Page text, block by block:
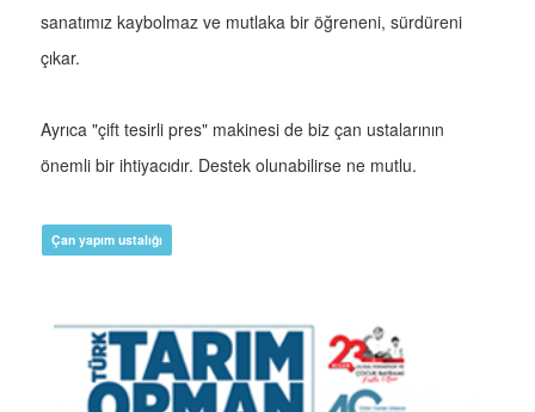
sanatımız kaybolmaz ve mutlaka bir öğreneni, sürdüreni
çıkar.
Ayrıca "çift tesirli pres" makinesi de biz çan ustalarının
önemli bir ihtiyacıdır. Destek olunabilirse ne mutlu.
Çan yapım ustalığı